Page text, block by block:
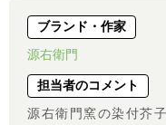
ブランド・作家
源右衛門
担当者のコメント
源右衛門窯の染付芥